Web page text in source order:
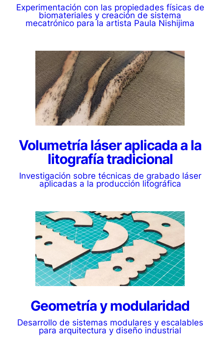
Experimentación con las propiedades físicas de
biomateriales y creación de sistema
mecatrónico para la artista Paula Nishijima
Volumetría láser aplicada a la
litografía tradicional
Investigación sobre técnicas de grabado láser
aplicadas a la producción litográfica
Geometría y modularidad
Desarrollo de sistemas modulares y escalables
para arquitectura y diseño industrial